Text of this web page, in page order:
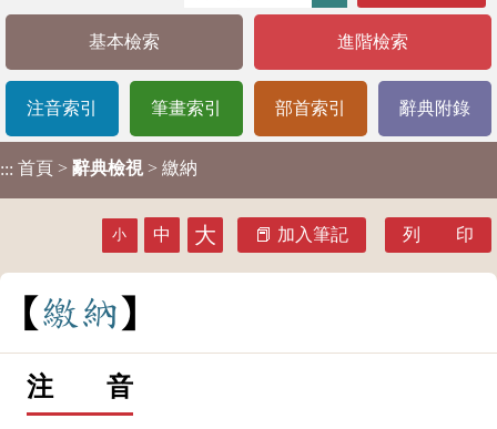
基本檢索 進階檢索
注音索引 筆畫索引 部首索引 辭典附錄
::: 首頁 > 辭典檢視 > 繳納
小 中 大 加入筆記 列 印
繳納
注 音